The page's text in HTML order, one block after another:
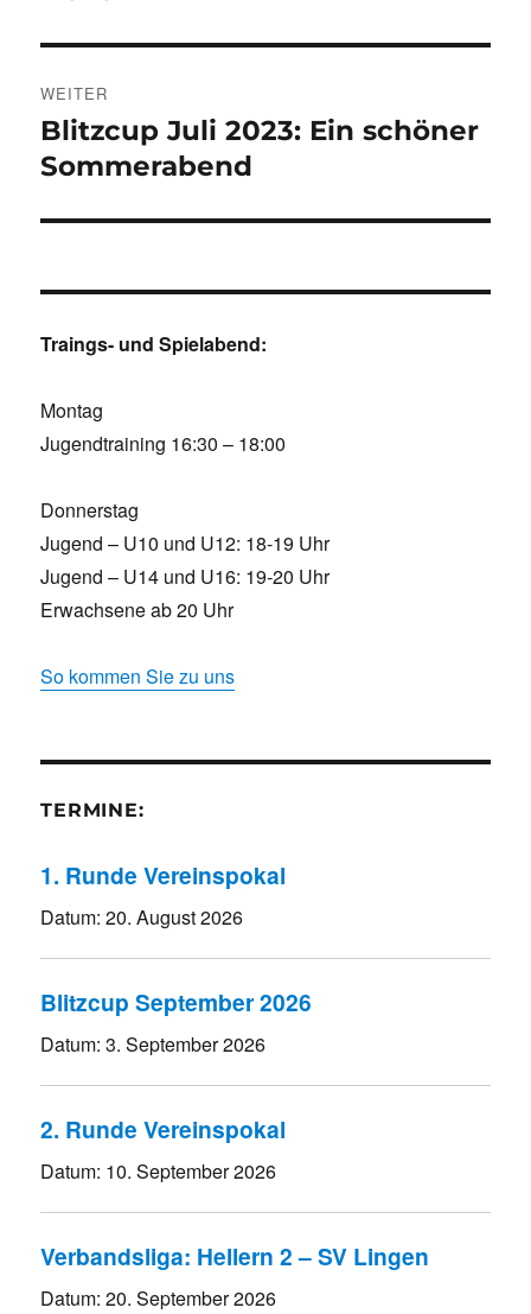
WEITER
Nächster
Beitrag:
Blitzcup Juli 2023: Ein schöner
Sommerabend
Traings- und Spielabend:
Montag
Jugendtraining 16:30 – 18:00
Donnerstag
Jugend – U10 und U12: 18-19 Uhr
Jugend – U14 und U16: 19-20 Uhr
Erwachsene ab 20 Uhr
So kommen Sie zu uns
TERMINE:
1. Runde Vereinspokal
Datum:20. August 2026
Blitzcup September 2026
Datum:3. September 2026
2. Runde Vereinspokal
Datum: 10. September 2026
Verbandsliga: Hellern 2 – SV Lingen
Datum:20. September 2026